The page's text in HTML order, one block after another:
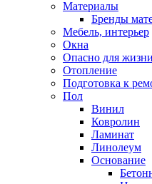
Материалы
Бренды
Мебель, интерьер
Окна
Опасно для жизни
Отопление
Подготовка к
Пол
Винил
Ковролин
Ламинат
Линолеум
Основание